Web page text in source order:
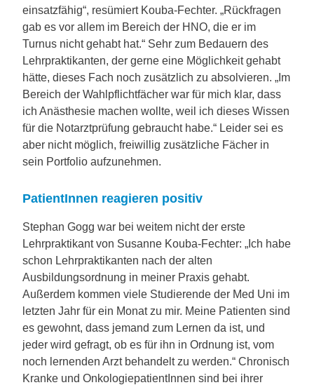
einsatzfähig“, resümiert Kouba-Fechter. „Rückfragen
gab es vor allem im Bereich der HNO, die er im
Turnus nicht gehabt hat.“ Sehr zum Bedauern des
Lehrpraktikanten, der gerne eine Möglichkeit gehabt
hätte, dieses Fach noch zusätzlich zu absolvieren. „Im
Bereich der Wahlpflichtfächer war für mich klar, dass
ich Anästhesie machen wollte, weil ich dieses Wissen
für die Notarztprüfung gebraucht habe.“ Leider sei es
aber nicht möglich, freiwillig zusätzliche Fächer in
sein Portfolio aufzunehmen.
PatientInnen reagieren positiv
Stephan Gogg war bei weitem nicht der erste
Lehrpraktikant von Susanne Kouba-Fechter: „Ich habe
schon Lehrpraktikanten nach der alten
Ausbildungsordnung in meiner Praxis gehabt.
Außerdem kommen viele Studierende der Med Uni im
letzten Jahr für ein Monat zu mir. Meine Patienten sind
es gewohnt, dass jemand zum Lernen da ist, und
jeder wird gefragt, ob es für ihn in Ordnung ist, vom
noch lernenden Arzt behandelt zu werden.“ Chronisch
Kranke und OnkologiepatientInnen sind bei ihrer